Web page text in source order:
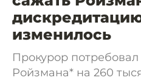
изменилось
Прокурор
Ройзмана* на 260